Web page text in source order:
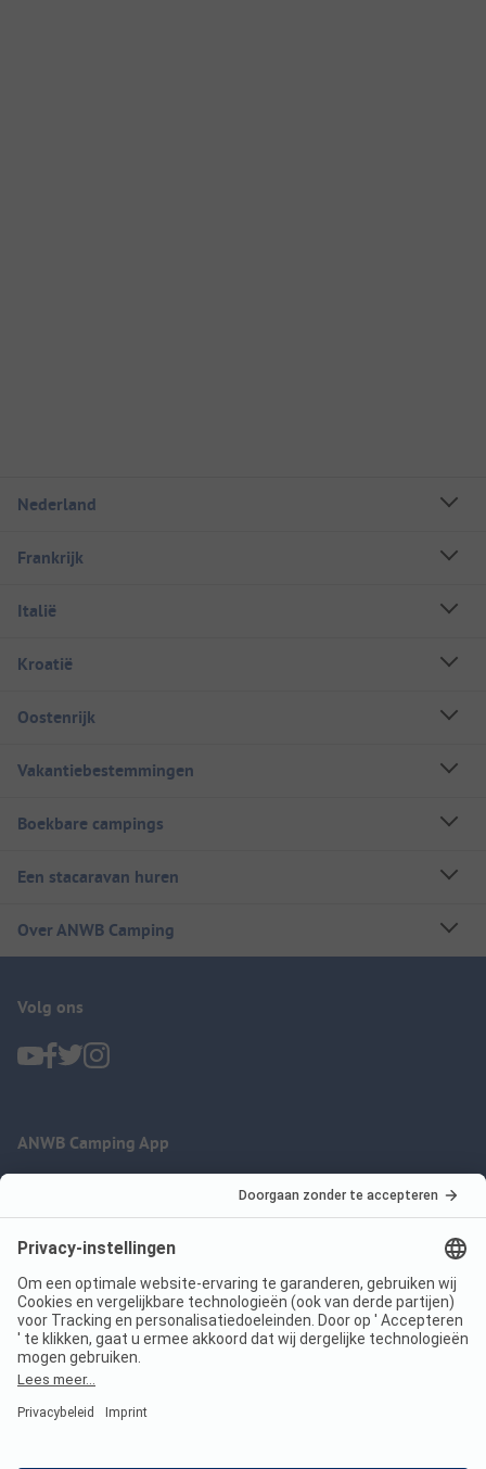
Nederland
Frankrijk
Italië
Kroatië
Oostenrijk
Vakantiebestemmingen
Boekbare campings
Een stacaravan huren
Over ANWB Camping
Volg ons
ANWB Camping App
Imprint
Jouw privacy
Voorwaarden
Wet digitale diensten